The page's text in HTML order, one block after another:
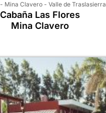
- Mina Clavero - Valle de Traslasierra
Cabaña Las Flores
Mina Clavero